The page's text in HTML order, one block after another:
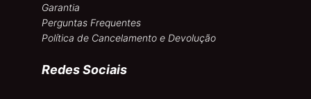
Garantia
Perguntas Frequentes
Política de Cancelamento e Devolução
Redes Sociais